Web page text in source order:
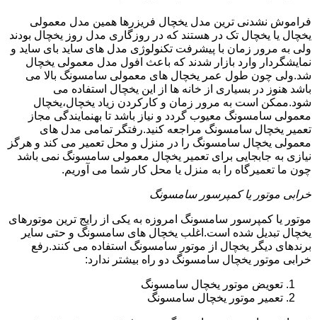
فراموش نشدنی ترین مدل یخچال فریزرها همین مدل معمولی
یخچال یا یخچال تک در هستند که در روزگاری مدل روز یخچال بودند
ولی به مرور زمان با پیشرفت تکنولوژی مدل های ساید بای ساید و
نمایشگردار وارد بازار شدند که باعث افول مدل معمولی یخچال
شد.ولی چون طول عمر یخچال های معمولی سامسونگ بالا می
باشد هنوز در بسیاری از خانه ها از این یخچال استفاده می
شود.ممکن است به مرور زمان و کارکردن زیاد یخچال،یخچال
معمولی سامسونگ معیوب گردد و نیاز باشد تا بهنمایندگی مجاز
تعمیر یخچال سامسونگ مراجعه کنید.رفتگر تمامی مدل های
معمولی یخچال سامسونگ را در منزل و محل تعمیر می کند و هرگز
نیازی به جابجایی برای تعمیر یخچال معمولی سامسونگ نمی باشد
چون ما تعمیرگاه را به منزل یا محل کار شما می آوریم.
خرابی موتور یا کمپرسور سامسونگ
موتور یا کمپرسور سامسونگ امروزه به یکی از رایج ترین موتورهای
یخچال تبدیل شده است.اغلب یخچال های سامسونگ و حتی سایر
برندهای دیگر یخچال از موتور سامسونگ استفاده می کنند.رفع
خرابی موتور یخچال سامسونگ دو راه بیشتر ندارد:
تعویض موتور یخچال سامسونگ
تعمیر موتور یخچال سامسونگ